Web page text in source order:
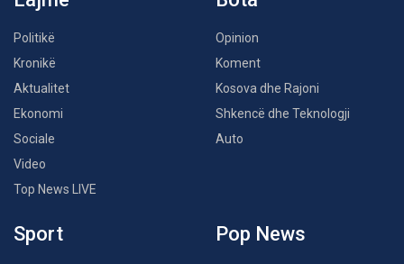
Politikë
Kronikë
Aktualitet
Ekonomi
Sociale
Video
Top News LIVE
Opinion
Koment
Kosova dhe Rajoni
Shkencë dhe Teknologji
Auto
Sport Pop News